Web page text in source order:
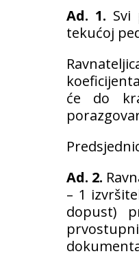
Ad. 1.
tekućoj
će do
Ad. 2.
– 1
dopust)